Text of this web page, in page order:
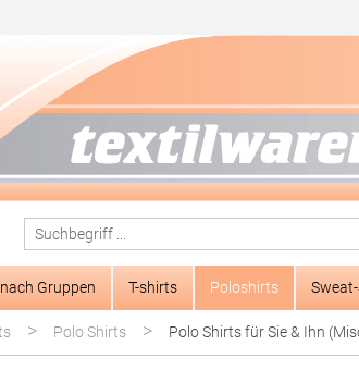
Gruppen T-shirts Poloshirts
> Polo Shirts > Polo Shirts für Sie & Ihn